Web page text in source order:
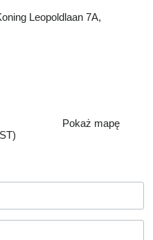
Leopoldlaan 7A,
Pokaż mapę